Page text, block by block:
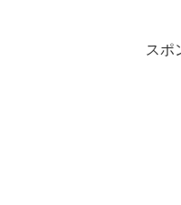
スポ